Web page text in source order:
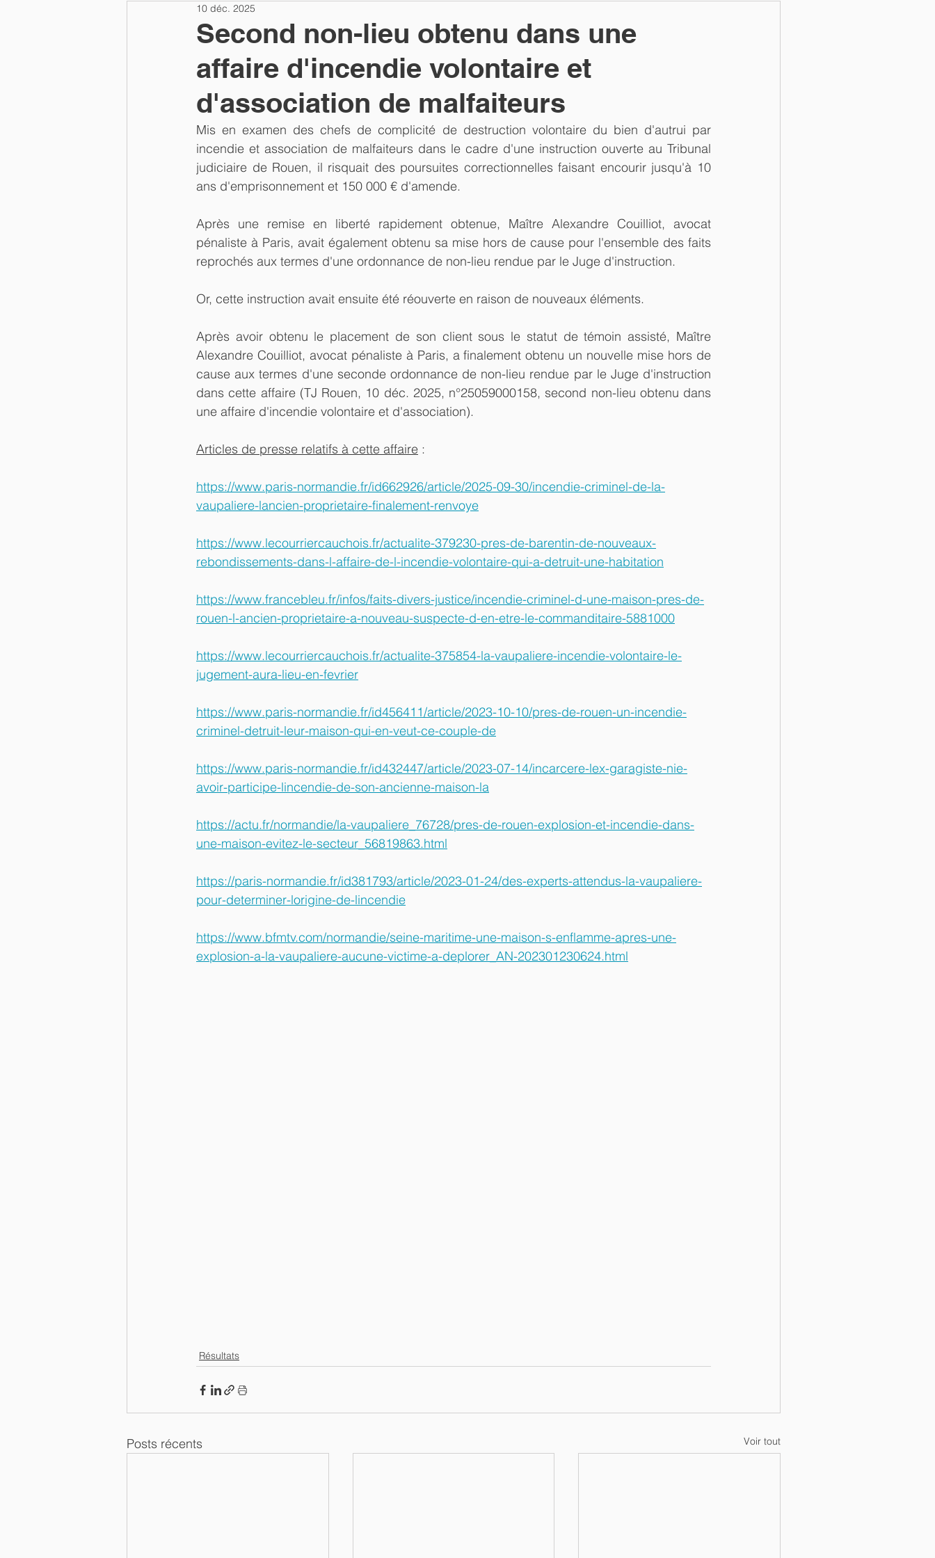
Second non-lieu obtenu dans une
affaire d'incendie volontaire et
d'association de malfaiteurs
10 déc. 2025
Mis en examen des chefs de complicité de destruction volontaire du bien d'autrui par
incendie et association de malfaiteurs dans le cadre d'une instruction ouverte au Tribunal
judiciaire de Rouen, il risquait des poursuites correctionnelles faisant encourir jusqu'à 10
ans d'emprisonnement et 150 000 € d'amende.
Après une remise en liberté rapidement obtenue, Maître Alexandre Couilliot, avocat
pénaliste à Paris, avait également obtenu sa mise hors de cause pour l'ensemble des faits
reprochés aux termes d'une ordonnance de non-lieu rendue par le Juge d'instruction.
Or, cette instruction avait ensuite été réouverte en raison de nouveaux éléments.
Après avoir obtenu le placement de son client sous le statut de témoin assisté, Maître
Alexandre Couilliot, avocat pénaliste à Paris, a finalement obtenu un nouvelle mise hors de
cause aux termes d'une seconde ordonnance de non-lieu rendue par le Juge d'instruction
dans cette affaire (TJ Rouen, 10 déc. 2025, n°25059000158, second non-lieu obtenu dans
une affaire d'incendie volontaire et d'association).
Articles de presse relatifs à cette affaire :
https://www.paris-normandie.fr/id662926/article/2025-09-30/incendie-criminel-de-la-
vaupaliere-lancien-proprietaire-finalement-renvoye
https://www.lecourriercauchois.fr/actualite-379230-pres-de-barentin-de-nouveaux-
rebondissements-dans-l-affaire-de-l-incendie-volontaire-qui-a-detruit-une-habitation
https://www.francebleu.fr/infos/faits-divers-justice/incendie-criminel-d-une-maison-pres-de-
rouen-l-ancien-proprietaire-a-nouveau-suspecte-d-en-etre-le-commanditaire-5881000
https://www.lecourriercauchois.fr/actualite-375854-la-vaupaliere-incendie-volontaire-le-
jugement-aura-lieu-en-fevrier
https://www.paris-normandie.fr/id456411/article/2023-10-10/pres-de-rouen-un-incendie-
criminel-detruit-leur-maison-qui-en-veut-ce-couple-de
https://www.paris-normandie.fr/id432447/article/2023-07-14/incarcere-lex-garagiste-nie-
avoir-participe-lincendie-de-son-ancienne-maison-la
https://actu.fr/normandie/la-vaupaliere_76728/pres-de-rouen-explosion-et-incendie-dans-
une-maison-evitez-le-secteur_56819863.html
https://paris-normandie.fr/id381793/article/2023-01-24/des-experts-attendus-la-vaupaliere-
pour-determiner-lorigine-de-lincendie
https://www.bfmtv.com/normandie/seine-maritime-une-maison-s-enflamme-apres-une-
explosion-a-la-vaupaliere-aucune-victime-a-deplorer_AN-202301230624.html
Résultats
Posts récents Voir tout